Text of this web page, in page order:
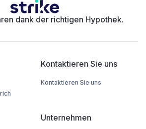
dank der richtigen Hypothek.
Kontaktieren Sie uns
Kontaktieren Sie uns
Unternehmen